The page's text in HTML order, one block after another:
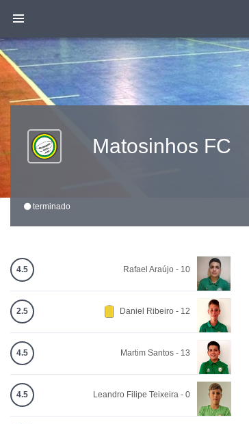
Matosinhos FC
terminado
4.5 Rafael Araújo - 10
2.5 Daniel Ribeiro - 12
4.5 Martim Santos - 13
4.5 Leandro Filipe Teixeira - 0